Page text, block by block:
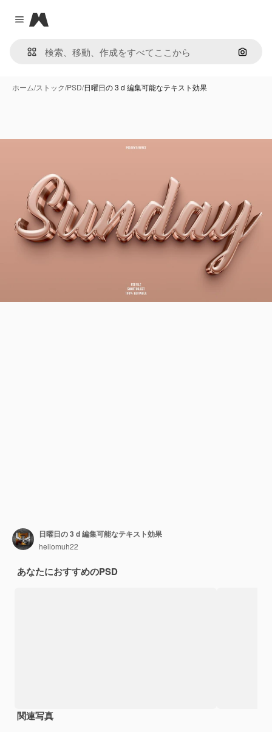
Close menu
Magnific
画像で
ホーム/ストック/PSD/日曜日の 3 d 編集可能なテキスト効果
日曜日の 3 d 編集可能なテキスト効果
hellomuh22
あなたにおすすめのPSD
関連写真